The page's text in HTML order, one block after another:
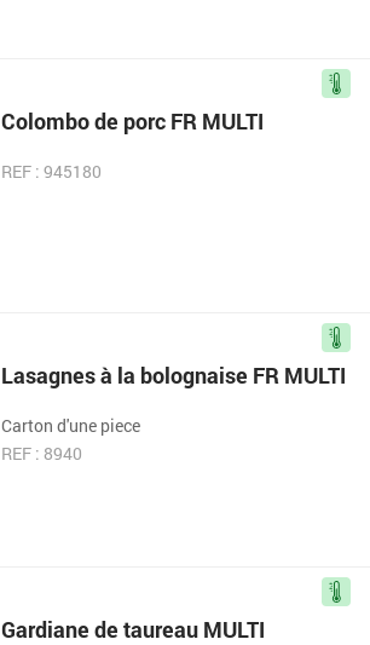
Colombo de porc FR MULTI
REF : 945180
Lasagnes à la bolognaise FR MULTI
Carton d'une piece
REF : 8940
Gardiane de taureau MULTI